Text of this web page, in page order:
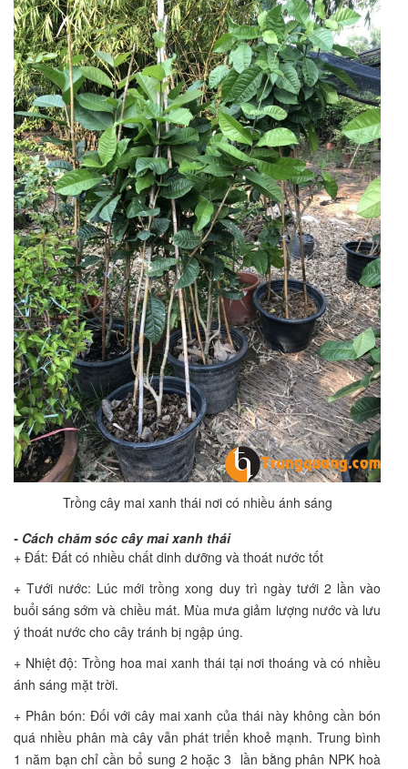
Trồng cây mai xanh thái nơi có nhiều ánh sáng
- Cách chăm sóc cây mai xanh thái
+ Đất: Đất có nhiều chất dinh dưỡng và thoát nước tốt
+ Tưới nước: Lúc mới trồng xong duy trì ngày tưới 2 lần vào
buổi sáng sớm và chiều mát. Mùa mưa giảm lượng nước và lưu
ý thoát nước cho cây tránh bị ngập úng.
+ Nhiệt độ: Trồng hoa mai xanh thái tại nơi thoáng và có nhiều
ánh sáng mặt trời.
+ Phân bón: Đối với cây mai xanh của thái này không cần bón
quá nhiều phân mà cây vẫn phát triển khoẻ mạnh. Trung bình
1 năm bạn chỉ cần bổ sung 2 hoặc 3 lần bằng phân NPK hoà